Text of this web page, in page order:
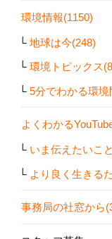
環境情報(1150)
地球は今(248)
環境トピックス
5分でわかる環境
よくわかる
いま伝えたいこ
より良く生きる
事務局の社窓から